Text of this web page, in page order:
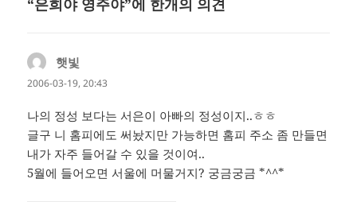
햇빛
글:
2006-03-19, 20:43
나의 정성 보다는 서은이 아빠의 정성이지..ㅎㅎ
글구 니 홈피에도 써놨지만 가능하면 홈피 주소 좀 만들면
내가 자주 들어갈 수 있을 것이여..
5월에 들어오면 서울에 머물거지? 궁금궁금 *^^*